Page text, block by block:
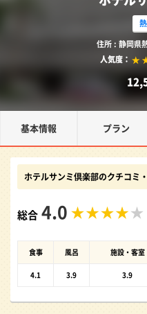
住所 : 静岡県
人気度：
基本情報 プラン
ホテルサンミ倶楽部のクチコミ
総合 4.0
食事 風呂 施設・客室
4.1 3.9 3.9